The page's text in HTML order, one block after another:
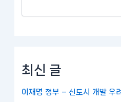
최신 글
이재명 정부 – 신도시 개발 우